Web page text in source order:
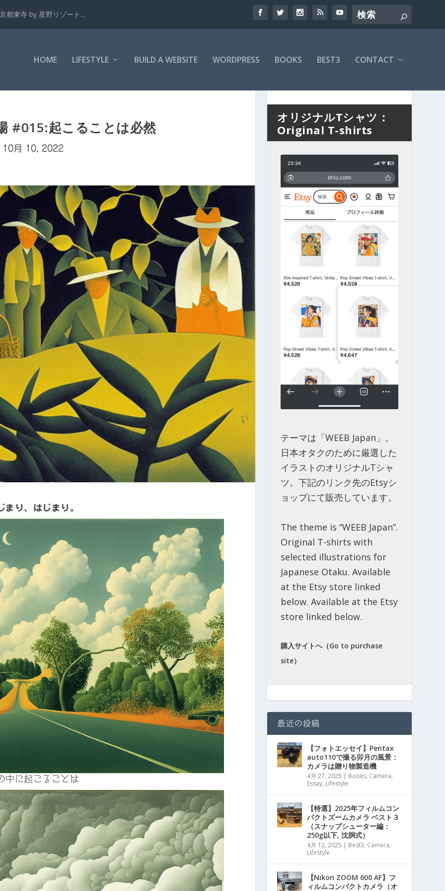
都東寺 by 星野リゾート...
HOME LIFESTYLE BUILD A WEBSITE WORDPRESS BOOKS BEST3 CONTACT
#015:起こることは必然
10月 10, 2022
まり、はじまり。
中に起こることは
オリジナルTシャツ：
Original T-shirts
テーマは「WEEB Japan」。
日本オタクのために厳選した
イラストのオリジナルTシャ
ツ。下記のリンク先のEtsyシ
ョップにて販売しています。
The theme is “WEEB Japan”.
Original T-shirts with
selected illustrations for
Japanese Otaku. Available
at the Etsy store linked
below. Available at the Etsy
store linked below.
購入サイトへ（Go to purchase
site）
最近の投稿
【フォトエッセイ】Pentax
auto110で撮る卯月の風景：
カメラは贈り物製造機
4月 27, 2025 | Books, Camera,
Essay, Lifestyle
【特選】2025年フィルムコン
パクトズームカメラ ベスト３
（スナップシューター編：
250g以下, 沈胴式）
4月 12, 2025 | Best3, Camera,
Lifestyle
【Nikon ZOOM 600 AF】フ
ィルムコンパクトカメラ（オ